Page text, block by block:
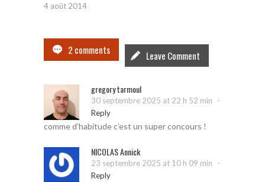
4 août 2014
2 comments Leave Comment
gregory tarmoul
30 septembre 2025 at 22 h 52 min -
Reply
comme d’habitude c’est un super concours !
NICOLAS Annick
23 septembre 2025 at 10 h 09 min -
Reply